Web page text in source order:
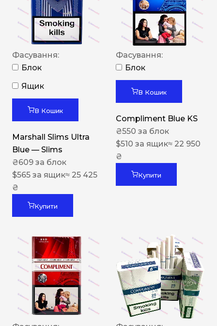
Фасування:
Блок
Ящик
В Кошик
Marshall Slims Ultra
Blue — Slims
₴609 за блок
$565 за ящик≈ 25 425
₴
Купити
Фасування:
Блок
В Кошик
Compliment Blue KS
₴550 за блок
$510 за ящик≈ 22 950
₴
Купити